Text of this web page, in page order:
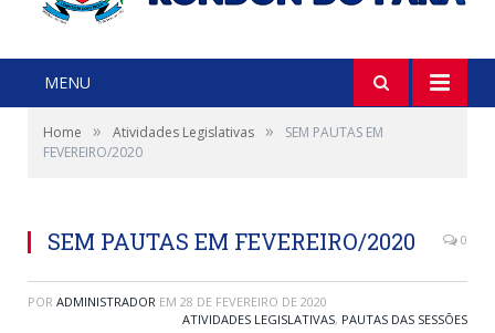
MENU
Home » Atividades Legislativas »
SEM PAUTAS EM
FEVEREIRO/2020
SEM PAUTAS EM FEVEREIRO/2020 0
POR ADMINISTRADOR EM 28 DE FEVEREIRO DE 2020
ATIVIDADES LEGISLATIVAS, PAUTAS DAS SESSÕES